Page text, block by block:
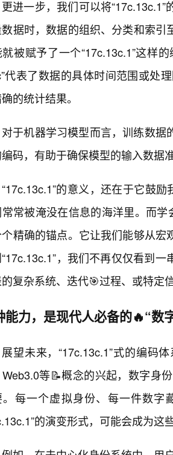
更进一步，我们可以将
据时，数据的组织、分类和索
被赋予了一个“17c.13c.1”这样
代表了数据的具体时间范围或处
的统计结果。
对于机器学习模型而言，训练数
码，有助于确保模型的输入数据
“17c.13c.1”的意义，还在于它鼓
常被淹没在信息的海洋里。而
精确的锚点。它让我们能够从
，我们不再仅仅看到
复杂系统、迭代🎯过程、或特定
能力，是现代人必备的🔥“数
展望未来，“17c.13c.1”式的编码
等📝概念的兴起，数字身
。每一个虚拟身份、每一件数字
的演变形式，可能会成为这